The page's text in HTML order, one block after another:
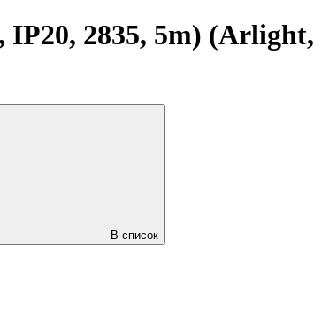
IP20, 2835, 5m) (Arlight,
В список